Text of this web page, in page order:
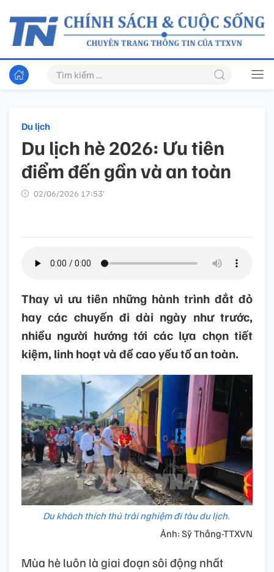
Du lịch
Du lịch hè 2026: Ưu tiên
điểm đến gần và an toàn
02/06/2026 17:53’
Thay vì ưu tiên những hành trình đắt đỏ
hay các chuyến đi dài ngày như trước,
nhiều người hướng tới các lựa chọn tiết
kiệm, linh hoạt và đề cao yếu tố an toàn.
Du khách thích thú trải nghiệm đi tàu du lịch.
Ảnh: Sỹ Thắng-TTXVN
Mùa hè luôn là giai đoạn sôi động nhất